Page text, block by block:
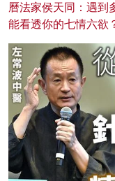
曆法家侯天同：遇到
能看透你的七情六欲